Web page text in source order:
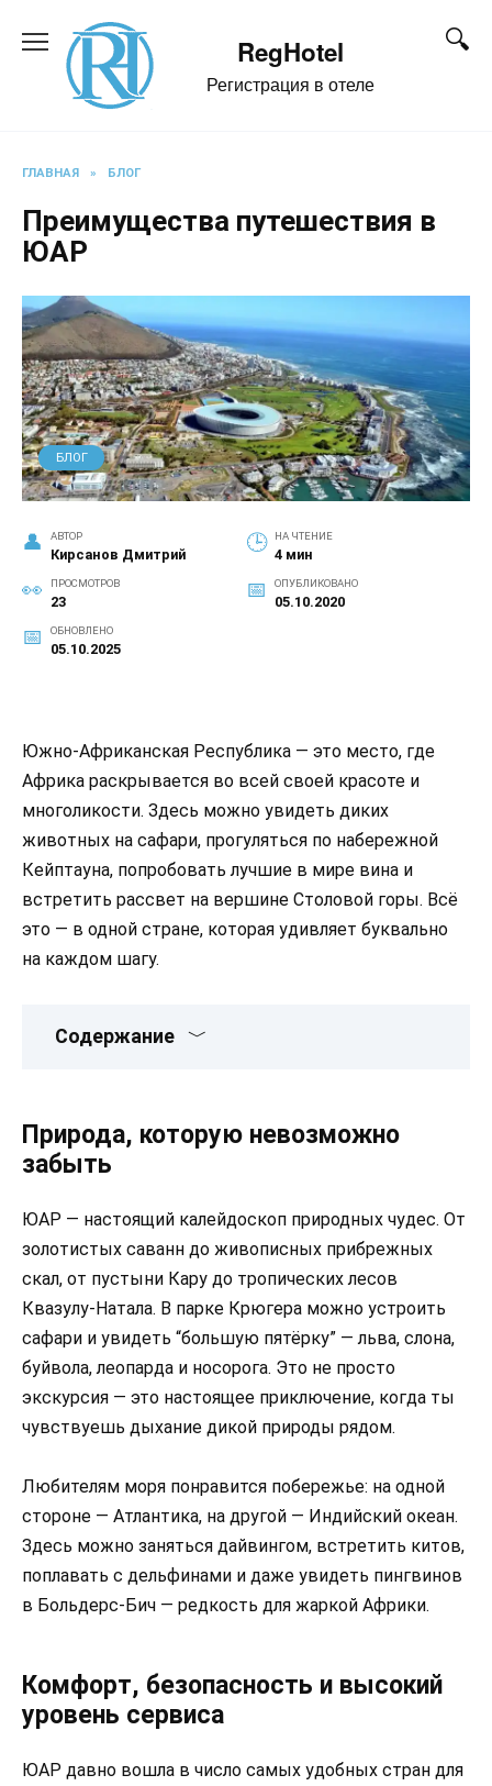
содержанию
RegHotel
Регистрация в отеле
ГЛАВНАЯ » БЛОГ
Преимущества путешествия в
ЮАР
БЛОГ
АВТОР
Кирсанов Дмитрий
НА ЧТЕНИЕ
4 мин
ПРОСМОТРОВ
23
ОПУБЛИКОВАНО
05.10.2020
ОБНОВЛЕНО
05.10.2025
Южно-Африканская Республика — это место, где
Африка раскрывается во всей своей красоте и
многоликости. Здесь можно увидеть диких
животных на сафари, прогуляться по набережной
Кейптауна, попробовать лучшие в мире вина и
встретить рассвет на вершине Столовой горы. Всё
это — в одной стране, которая удивляет буквально
на каждом шагу.
Содержание
Природа, которую невозможно
забыть
ЮАР — настоящий калейдоскоп природных чудес. От
золотистых саванн до живописных прибрежных
скал, от пустыни Кару до тропических лесов
Квазулу-Натала. В парке Крюгера можно устроить
сафари и увидеть “большую пятёрку” — льва, слона,
буйвола, леопарда и носорога. Это не просто
экскурсия — это настоящее приключение, когда ты
чувствуешь дыхание дикой природы рядом.
Любителям моря понравится побережье: на одной
стороне — Атлантика, на другой — Индийский океан.
Здесь можно заняться дайвингом, встретить китов,
поплавать с дельфинами и даже увидеть пингвинов
в Больдерс-Бич — редкость для жаркой Африки.
Комфорт, безопасность и высокий
уровень сервиса
ЮАР давно вошла в число самых удобных стран для